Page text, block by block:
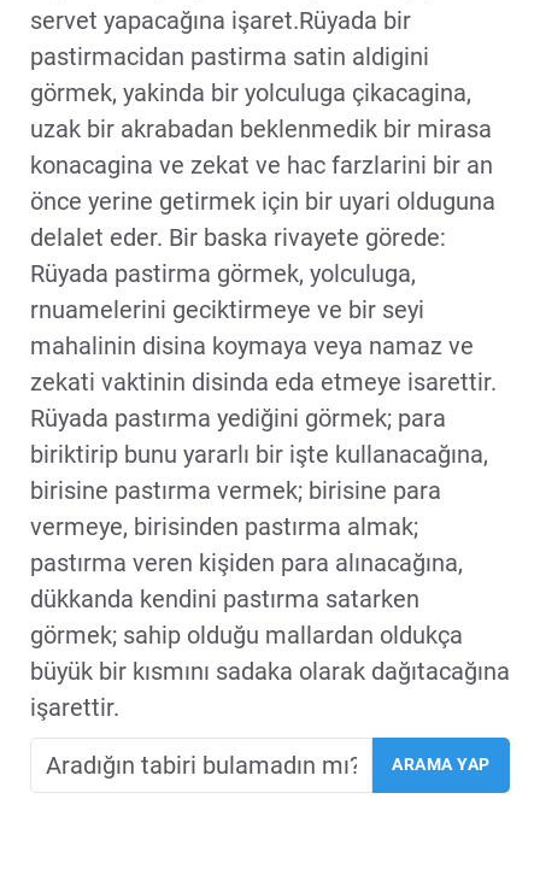
servet yapacağına işaret.Rüyada bir
pastirmacidan pastirma satin aldigini
görmek, yakinda bir yolculuga çikacagina,
uzak bir akrabadan beklenmedik bir mirasa
konacagina ve zekat ve hac farzlarini bir an
önce yerine getirmek için bir uyari olduguna
delalet eder. Bir baska rivayete görede:
Rüyada pastirma görmek, yolculuga,
rnuamelerini geciktirmeye ve bir seyi
mahalinin disina koymaya veya namaz ve
zekati vaktinin disinda eda etmeye isarettir.
Rüyada pastırma yediğini görmek; para
biriktirip bunu yararlı bir işte kullanacağına,
birisine pastırma vermek; birisine para
vermeye, birisinden pastırma almak;
pastırma veren kişiden para alınacağına,
dükkanda kendini pastırma satarken
görmek; sahip olduğu mallardan oldukça
büyük bir kısmını sadaka olarak dağıtacağına
işarettir.